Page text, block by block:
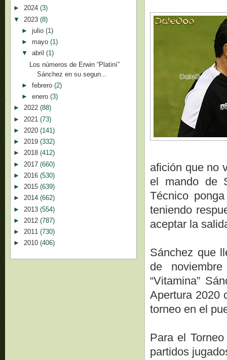
afición que no
el mando de
Técnico
teniendo
aceptar la
Sánchez que
de
“Vitamina”
Apertura 2020
torneo en el
Para el
partidos
► 2024 (3)
▼ 2023 (8)
► julio (1)
► mayo (1)
▼ abril (1)
Los números de Erwin “Platiní”
Sánchez en su segun...
► febrero (2)
► enero (3)
► 2022 (88)
► 2021 (73)
► 2020 (141)
► 2019 (332)
► 2018 (412)
► 2017 (660)
► 2016 (530)
► 2015 (639)
► 2014 (662)
► 2013 (554)
► 2012 (787)
► 2011 (730)
► 2010 (406)